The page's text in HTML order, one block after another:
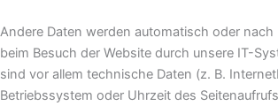
Andere Daten werden automatisch oder nach
beim Besuch der Website durch unsere IT-
sind vor allem technische Daten (z. B.
Betriebssystem oder Uhrzeit des